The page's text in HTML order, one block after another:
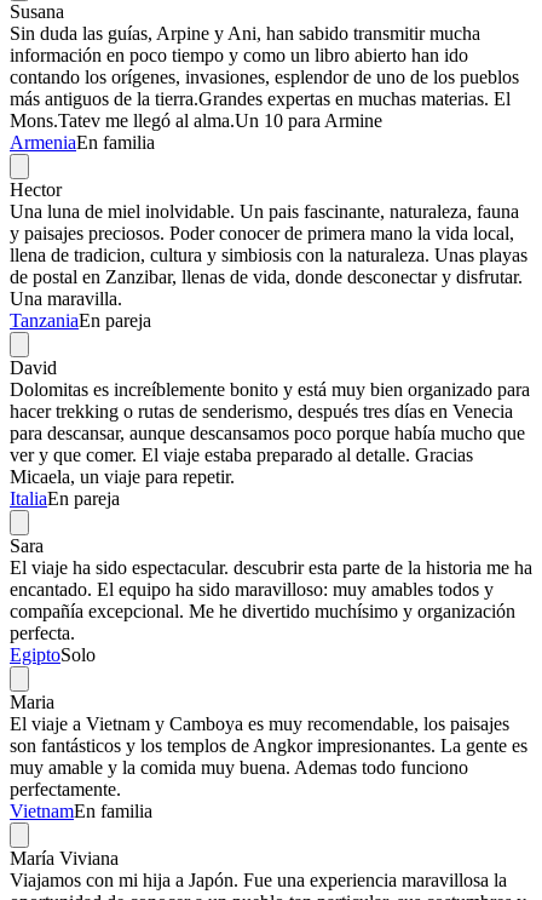
Susana
Sin duda las guías, Arpine y Ani, han sabido transmitir mucha
información en poco tiempo y como un libro abierto han ido
contando los orígenes, invasiones, esplendor de uno de los pueblos
más antiguos de la tierra.Grandes expertas en muchas materias. El
Mons.Tatev me llegó al alma.Un 10 para Armine
ArmeniaEn familia
Hector
Una luna de miel inolvidable. Un pais fascinante, naturaleza, fauna
y paisajes preciosos. Poder conocer de primera mano la vida local,
llena de tradicion, cultura y simbiosis con la naturaleza. Unas playas
de postal en Zanzibar, llenas de vida, donde desconectar y disfrutar.
Una maravilla.
TanzaniaEn pareja
David
Dolomitas es increíblemente bonito y está muy bien organizado para
hacer trekking o rutas de senderismo, después tres días en Venecia
para descansar, aunque descansamos poco porque había mucho que
ver y que comer. El viaje estaba preparado al detalle. Gracias
Micaela, un viaje para repetir.
ItaliaEn pareja
Sara
El viaje ha sido espectacular. descubrir esta parte de la historia me ha
encantado. El equipo ha sido maravilloso: muy amables todos y
compañía excepcional. Me he divertido muchísimo y organización
perfecta.
EgiptoSolo
Maria
El viaje a Vietnam y Camboya es muy recomendable, los paisajes
son fantásticos y los templos de Angkor impresionantes. La gente es
muy amable y la comida muy buena. Ademas todo funciono
perfectamente.
VietnamEn familia
María Viviana
Viajamos con mi hija a Japón. Fue una experiencia maravillosa la